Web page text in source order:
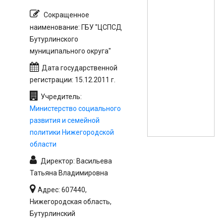
Сокращенное
наименование: ГБУ "ЦСПСД
Бутурлинского
муниципального округа"
Дата государственной
регистрации: 15.12.2011 г.
Учредитель:
Министерство социального
развития и семейной
политики Нижегородской
области
Директор: Васильева
Татьяна Владимировна
Адрес: 607440,
Нижегородская область,
Бутурлинский